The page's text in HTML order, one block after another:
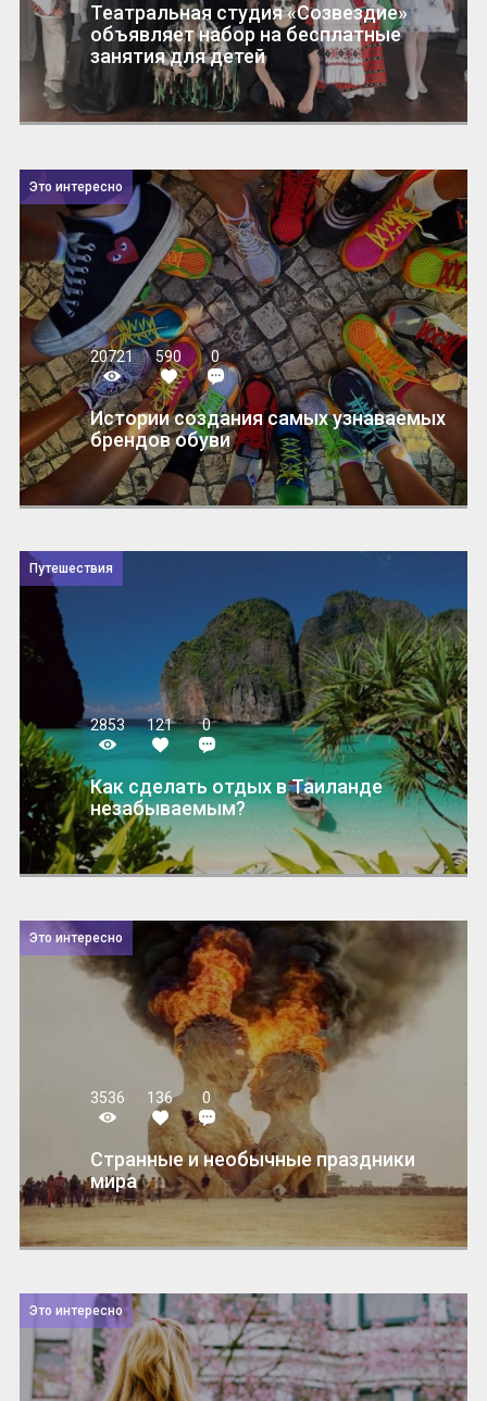
Театральная студия «Созвездие»
объявляет набор на бесплатные
занятия для детей
Это интересно
20721 590 0
Истории создания самых узнаваемых
брендов обуви
Путешествия
2853 121 0
Как сделать отдых в Таиланде
незабываемым?
Это интересно
3536 136 0
Странные и необычные праздники
мира
Это интересно